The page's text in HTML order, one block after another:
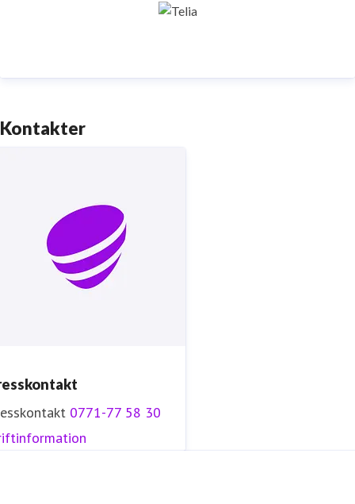
digitaliseringens kraft i vardagen och är en del av
smartare och mer meningsfull vardag och framtid.
Kontakter
0771-77 58 30